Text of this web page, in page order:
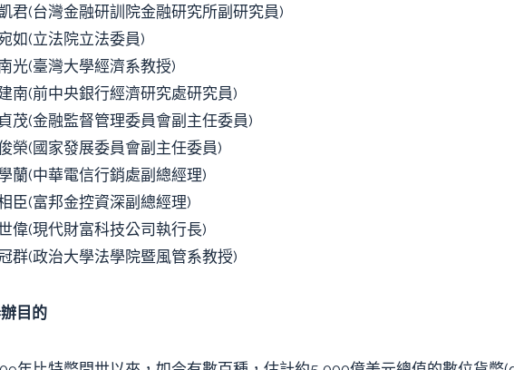
君(台灣金融研訓院金融研究所副研究員)
如(立法院立法委員)
光(臺灣大學經濟系教授)
南(前中央銀行經濟研究處研究員)
茂(金融監督管理委員會副主任委員)
榮(國家發展委員會副主任委員)
蘭(中華電信行銷處副總經理)
臣(富邦金控資深副總經理)
偉(現代財富科技公司執行長)
群(政治大學法學院暨風管系教授)
目的